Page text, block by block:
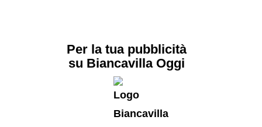
Per la tua pubblicità
su Biancavilla Oggi